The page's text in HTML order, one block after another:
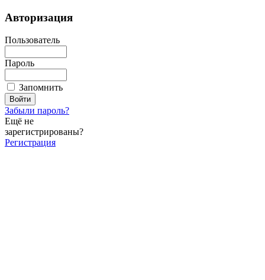
Авторизация
Пользователь
Пароль
Запомнить
Забыли пароль?
Ещё не
зарегистрированы?
Регистрация